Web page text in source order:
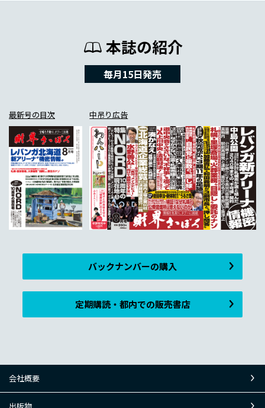
本誌の紹介
毎月15日発売
最新号の目次 中吊り広告
バックナンバーの購入
定期購読・都内での販売書店
会社概要